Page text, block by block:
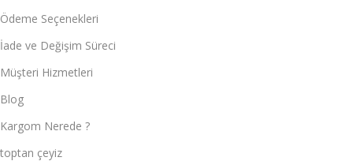
Ödeme Seçenekleri
İade ve Değişim Süreci
Müşteri Hizmetleri
Blog
Kargom Nerede ?
toptan çeyiz